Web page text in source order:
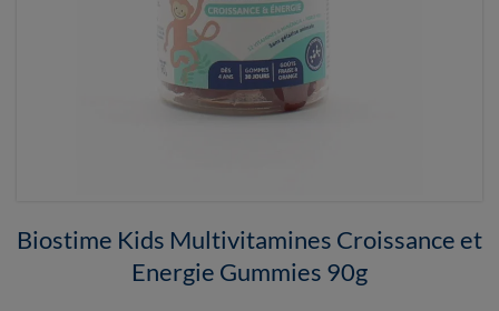
Biostime Kids Multivitamines Croissance et
Energie Gummies 90g